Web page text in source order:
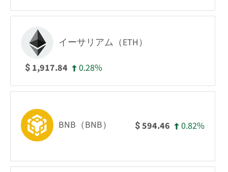
イーサリアム（ETH）
$ 1,917.84 0.28%
BNB（BNB） $594.46 0.82%